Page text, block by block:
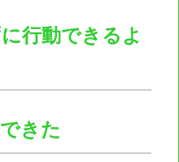
行動できるよ
きた